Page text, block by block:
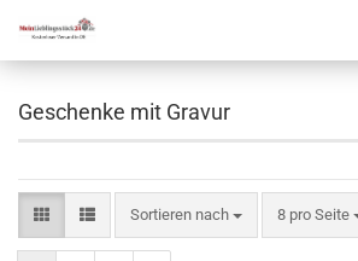
Geschenke mit Gravur
Sortieren nach
Sortieren nach 8 pro Seite
pro Seite